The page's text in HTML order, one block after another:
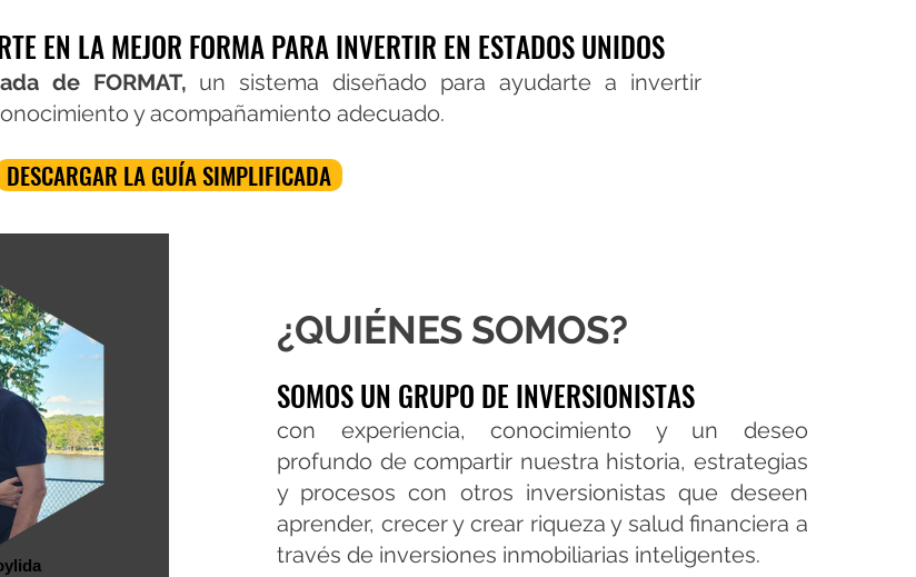
EN LA MEJOR FORMA PARA INVERTIR EN ESTADOS UNIDOS
de FORMAT, un sistema diseñado para ayudarte a invertir
y acompañamiento adecuado.
DESCARGAR LA GUÍA SIMPLIFICADA
¿QUIÉNES SOMOS?
SOMOS UN GRUPO DE INVERSIONISTAS
con experiencia, conocimiento y un deseo
profundo de compartir nuestra historia, estrategias
y procesos con otros inversionistas que deseen
aprender, crecer y crear riqueza y salud financiera a
través de inversiones inmobiliarias inteligentes.